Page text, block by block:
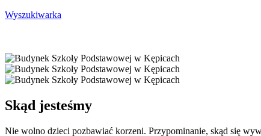
Wyszukiwarka
Skąd jesteśmy
Nie wolno dzieci pozbawiać korzeni. Przypominanie, skąd się